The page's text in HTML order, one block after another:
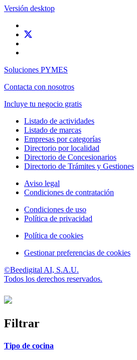
Versión desktop
Soluciones PYMES
Contacta con nosotros
Incluye tu negocio gratis
Listado de actividades
Listado de marcas
Empresas por categorías
Directorio por localidad
Directorio de Concesionarios
Directorio de Trámites y Gestiones
Aviso legal
Condiciones de contratación
Condiciones de uso
Política de privacidad
Política de cookies
Gestionar preferencias de cookies
©Beedigital AI, S.A.U.
Todos los derechos reservados.
Filtrar
Tipo de cocina